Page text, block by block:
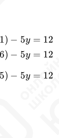
1) − 5y = 12
6) − 5y = 12
5) − 5y = 12